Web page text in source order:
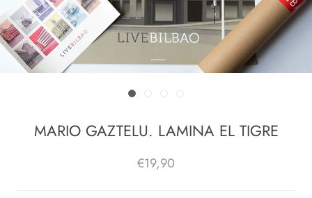
MARIO GAZTELU. LAMINA EL TIGRE
€19,90